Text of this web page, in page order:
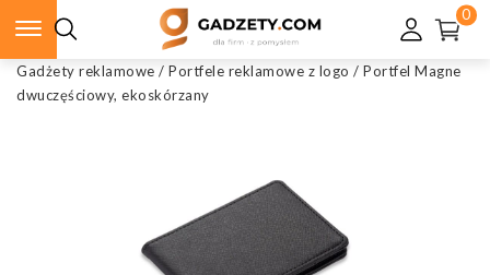
0
Gadżety reklamowe / Portfele reklamowe z logo / Portfel Magne
dwuczęściowy, ekoskórzany